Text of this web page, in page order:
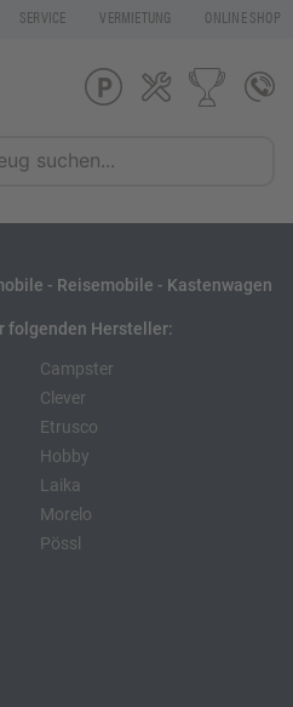
SERVICE VERMIETUNG ONLINE SHOP
- Reisemobile - Kastenwagen
folgenden Hersteller:
Campster
Clever
Etrusco
Hobby
Laika
Morelo
Pössl